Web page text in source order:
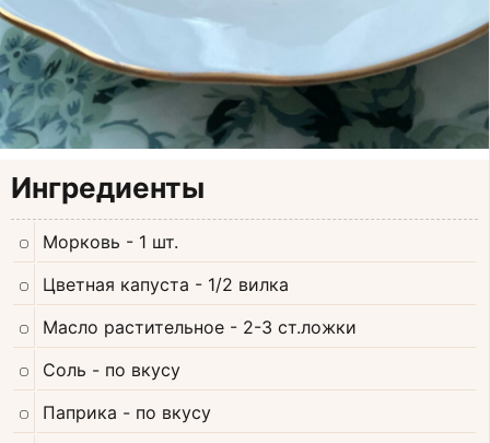
Ингредиенты
Морковь - 1 шт.
Цветная капуста - 1/2 вилка
Масло растительное - 2-3 ст.ложки
Соль - по вкусу
Паприка - по вкусу